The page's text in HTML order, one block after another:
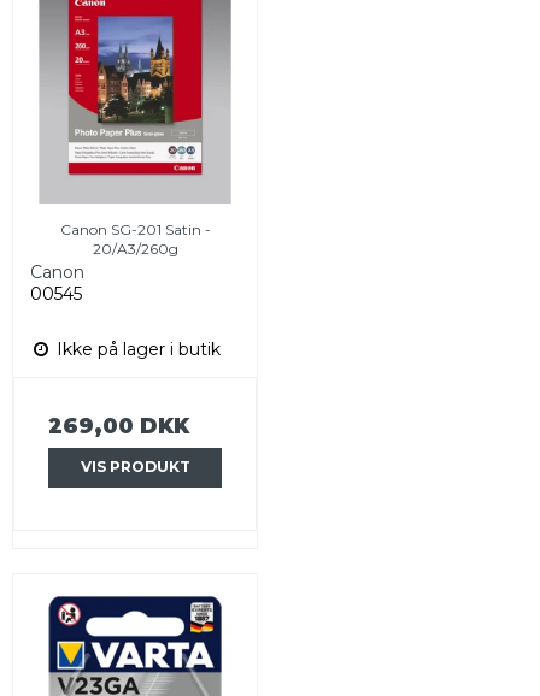
Canon SG-201 Satin -
20/A3/260g
Canon
00545
Ikke på lager i butik
269,00 DKK
VIS PRODUKT